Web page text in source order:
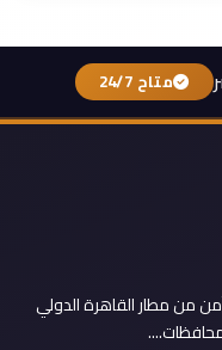
متاح 24/7
من مطار القاهرة الدولي